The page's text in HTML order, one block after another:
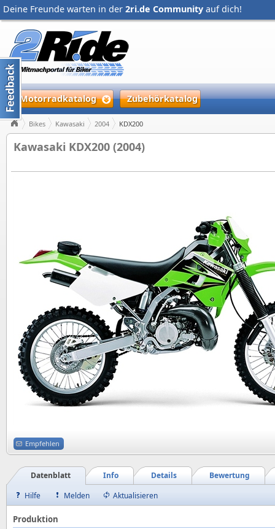
Deine Freunde warten in der 2ri.de Community auf dich!
Motorradkatalog Zubehörkatalog
Bikes Kawasaki 2004 KDX200
Kawasaki KDX200 (2004)
Empfehlen
Bewertung
Details
Info
Datenblatt
Hilfe
Melden Aktualisieren
Produktion